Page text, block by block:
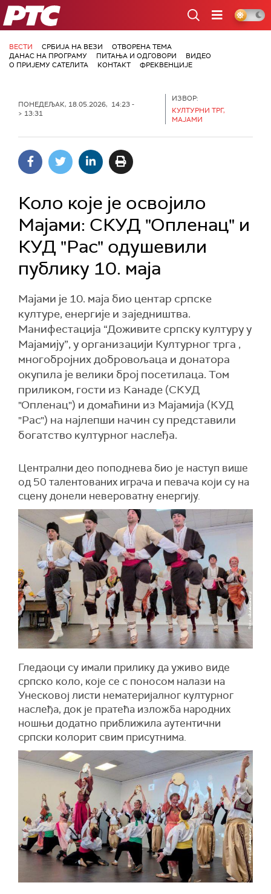
РТС
ВЕСТИ СРБИЈА НА ВЕЗИ
ОТВОРЕНА ТЕМА
ДАНАС НА ПРОГРАМУ
ПИТАЊА И ОДГОВОРИ
ВИДЕО
О ПРИЈЕМУ САТЕЛИТА
КОНТАКТ ФРЕКВЕНЦИЈЕ
ПОНЕДЕЉАК, 18.05.2026, 14:23 -
> 13:31
ИЗВОР:
КУЛТУРНИ ТРГ,
МАЈАМИ
Коло које је освојило
Мајами: СКУД "Опленац" и
КУД "Рас" одушевили
публику 10. маја
Мајами је 10. маја био центар српске
културе, енергије и заједништва.
Манифестација “Доживите српску културу у
Мајамију”, у организацији Културног трга ,
многобројних добровољаца и донатора
окупила је велики број посетилаца. Том
приликом, гости из Канаде (СКУД
"Опленац") и домаћини из Мајамија (КУД
"Рас") на најлепши начин су представили
богатство културног наслеђа.
Централни део поподнева био је наступ више
од 50 талентованих играча и певача који су на
сцену донели невероватну енергију.
Гледаоци су имали прилику да уживо виде
српско коло, које се с поносом налази на
Унесковој листи нематеријалног културног
наслеђа, док је пратећа изложба народних
ношњи додатно приближила аутентични
српски колорит свим присутнима.